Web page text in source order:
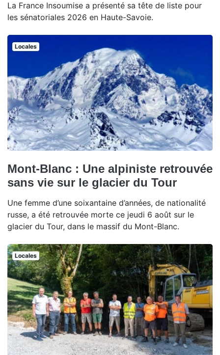
La France Insoumise a présenté sa tête de liste pour
les sénatoriales 2026 en Haute-Savoie.
Locales
Mont-Blanc : Une alpiniste retrouvée
sans vie sur le glacier du Tour
Une femme d’une soixantaine d’années, de nationalité
russe, a été retrouvée morte ce jeudi 6 août sur le
glacier du Tour, dans le massif du Mont-Blanc.
Locales